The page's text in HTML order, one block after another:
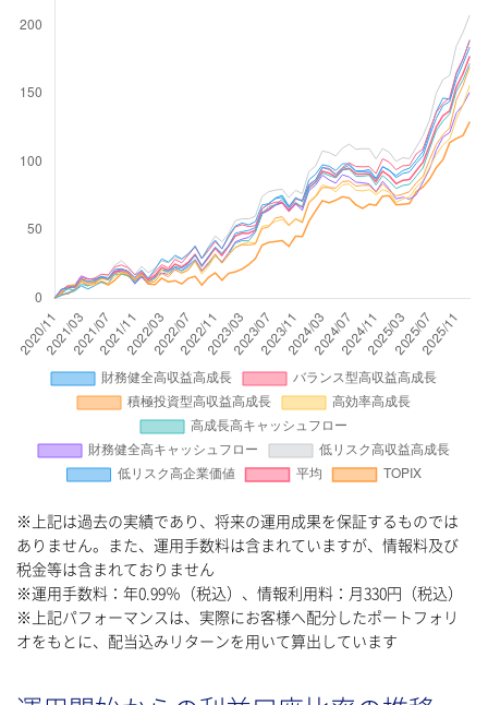
※上記は過去の実績であり、将来の運用成果を保証するものでは
ありません。また、運用手数料は含まれていますが、情報料及び
税金等は含まれておりません
※運用手数料：年0.99％（税込）、情報利用料：月330円（税込）
※上記パフォーマンスは、実際にお客様へ配分したポートフォリ
オをもとに、配当込みリターンを用いて算出しています